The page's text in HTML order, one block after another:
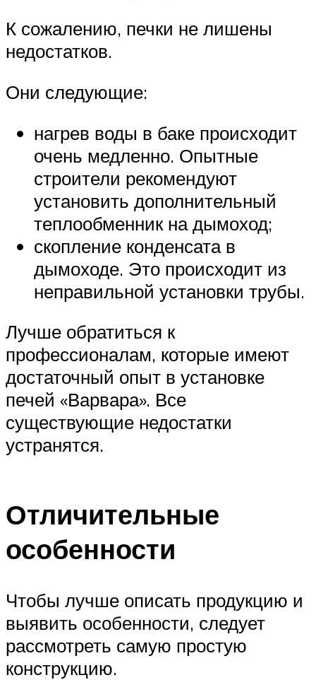
К сожалению, печки не лишены
недостатков.
Они следующие:
нагрев воды в баке происходит
очень медленно. Опытные
строители рекомендуют
установить дополнительный
теплообменник на дымоход;
скопление конденсата в
дымоходе. Это происходит из
неправильной установки трубы.
Лучше обратиться к
профессионалам, которые имеют
достаточный опыт в установке
печей «Варвара». Все
существующие недостатки
устранятся.
Отличительные
особенности
Чтобы лучше описать продукцию и
выявить особенности, следует
рассмотреть самую простую
конструкцию.